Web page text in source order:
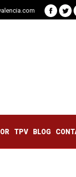
TPV BLOG
BUSCADOR TPV